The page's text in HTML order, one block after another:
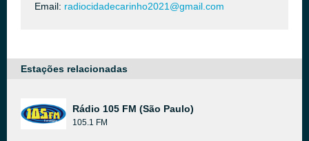
Email: radiocidadecarinho2021@gmail.com
Estações relacionadas
Rádio 105 FM (São Paulo)
105.1 FM